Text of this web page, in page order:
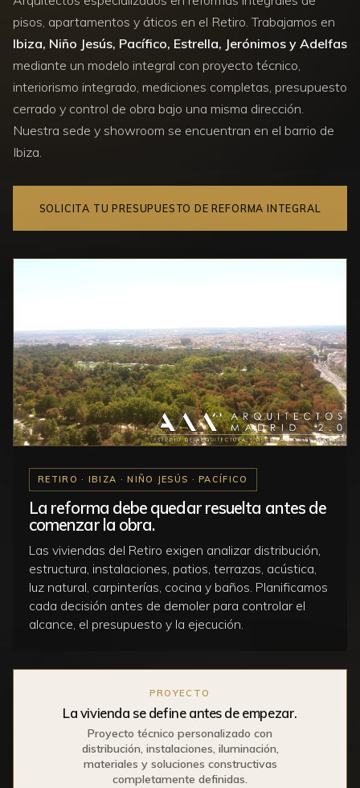
pisos, apartamentos y áticos en el Retiro. Trabajamos en
Ibiza, Niño Jesús, Pacífico, Estrella, Jerónimos y Adelfas
mediante un modelo integral con proyecto técnico,
interiorismo integrado, mediciones completas, presupuesto
cerrado y control de obra bajo una misma dirección.
Nuestra sede y showroom se encuentran en el barrio de
Ibiza.
SOLICITA TU PRESUPUESTO DE REFORMA INTEGRAL
RETIRO · IBIZA · NIÑO JESÚS · PACÍFICO
La reforma debe quedar resuelta antes de
comenzar la obra.
Las viviendas del Retiro exigen analizar distribución,
estructura, instalaciones, patios, terrazas, acústica,
luz natural, carpinterías, cocina y baños. Planificamos
cada decisión antes de demoler para controlar el
alcance, el presupuesto y la ejecución.
PROYECTO
La vivienda se define antes de empezar.
Proyecto técnico personalizado con
distribución, instalaciones, iluminación,
materiales y soluciones constructivas
completamente definidas.